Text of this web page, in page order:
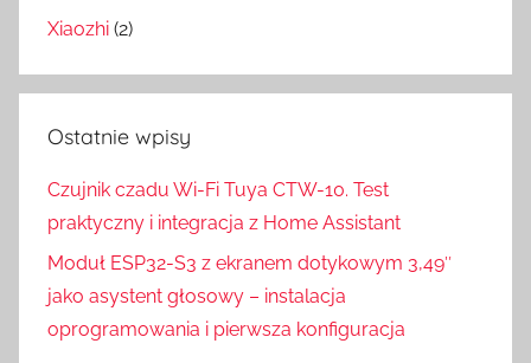
Xiaozhi (2)
Ostatnie wpisy
Czujnik czadu Wi-Fi Tuya CTW-10. Test
praktyczny i integracja z Home Assistant
Moduł ESP32-S3 z ekranem dotykowym 3,49″
jako asystent głosowy – instalacja
oprogramowania i pierwsza konfiguracja